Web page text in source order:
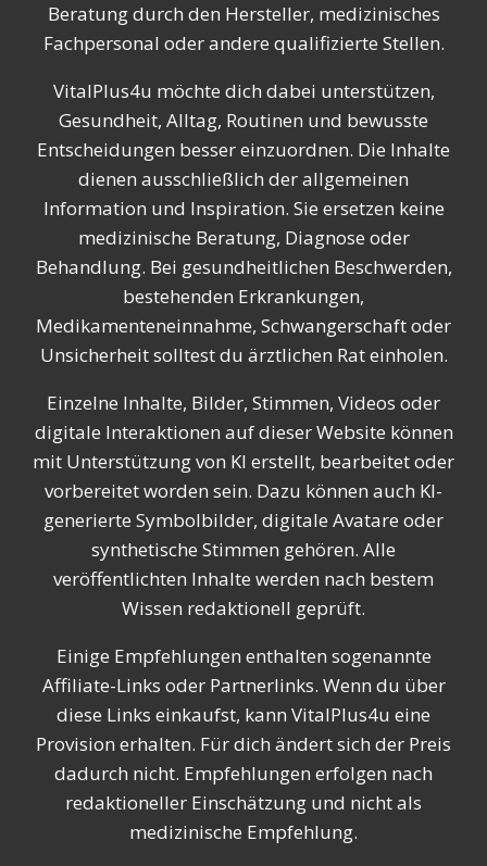
Beratung durch den Hersteller, medizinisches
Fachpersonal oder andere qualifizierte Stellen.
VitalPlus4u möchte dich dabei unterstützen,
Gesundheit, Alltag, Routinen und bewusste
Entscheidungen besser einzuordnen. Die Inhalte
dienen ausschließlich der allgemeinen
Information und Inspiration. Sie ersetzen keine
medizinische Beratung, Diagnose oder
Behandlung. Bei gesundheitlichen Beschwerden,
bestehenden Erkrankungen,
Medikamenteneinnahme, Schwangerschaft oder
Unsicherheit solltest du ärztlichen Rat einholen.
Einzelne Inhalte, Bilder, Stimmen, Videos oder
digitale Interaktionen auf dieser Website können
mit Unterstützung von KI erstellt, bearbeitet oder
vorbereitet worden sein. Dazu können auch KI-
generierte Symbolbilder, digitale Avatare oder
synthetische Stimmen gehören. Alle
veröffentlichten Inhalte werden nach bestem
Wissen redaktionell geprüft.
Einige Empfehlungen enthalten sogenannte
Affiliate-Links oder Partnerlinks. Wenn du über
diese Links einkaufst, kann VitalPlus4u eine
Provision erhalten. Für dich ändert sich der Preis
dadurch nicht. Empfehlungen erfolgen nach
redaktioneller Einschätzung und nicht als
medizinische Empfehlung.